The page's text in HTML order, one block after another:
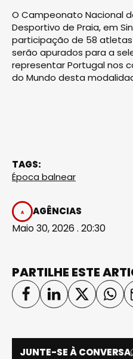
O Campeonato Nacional
Desportivo de Praia, em
participação de 58
serão apurados para a
representar Portugal nos
do Mundo desta
TAGS:
Época balnear
AGÊNCIAS
Maio 30, 2026 . 20:30
PARTILHE ESTE
JUNTE-SE À CONVERSA